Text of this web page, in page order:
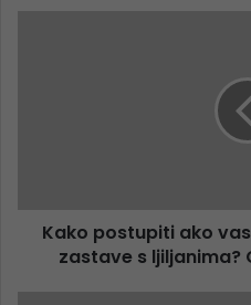
Kako postupiti ako
zastave s ljiljanima?